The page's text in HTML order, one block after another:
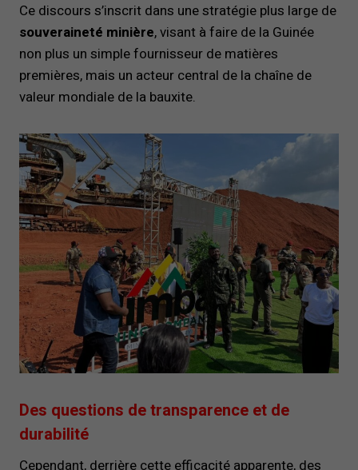
Ce discours s’inscrit dans une stratégie plus large de
souveraineté minière, visant à faire de la Guinée
non plus un simple fournisseur de matières
premières, mais un acteur central de la chaîne de
valeur mondiale de la bauxite.
Des questions de transparence et de
durabilité
Cependant, derrière cette efficacité apparente, des